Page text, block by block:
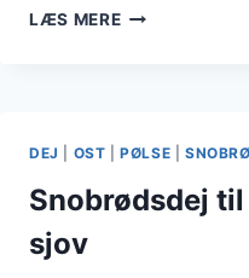
LÆS MERESNOBRØDSDEJ
DEJ OST |PØLSE
Snobrødsdej
sjov